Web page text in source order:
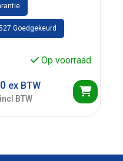
Goedgekeurd
Op voorraad
ex BTW
BTW